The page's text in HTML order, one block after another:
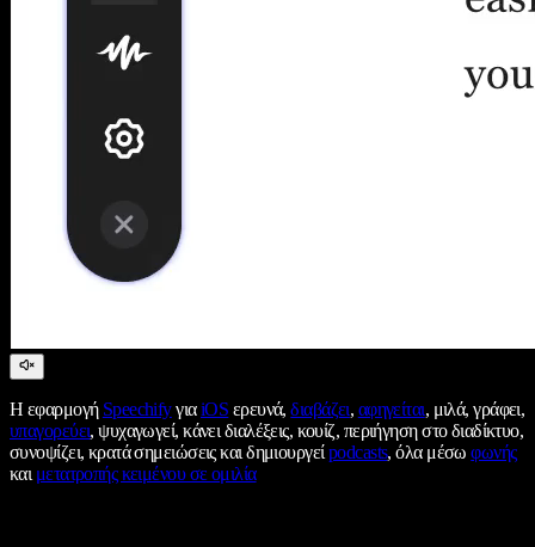
Η εφαρμογή SpeechifyγιαiOS ερευνά,διαβάζει, αφηγείται, μιλά, γράφει,
υπαγορεύει, ψυχαγωγεί, κάνει διαλέξεις, κουίζ, περιήγηση στο διαδίκτυο,
συνοψίζει, κρατά σημειώσεις και δημιουργείpodcasts, όλα μέσωφωνής
καιμετατροπής κειμένου σε ομιλία